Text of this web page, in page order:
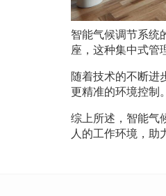
智能气候调节系统
座，这种集中式管
随着技术的不断进
更精准的环境控制
综上所述，智能气
人的工作环境，助